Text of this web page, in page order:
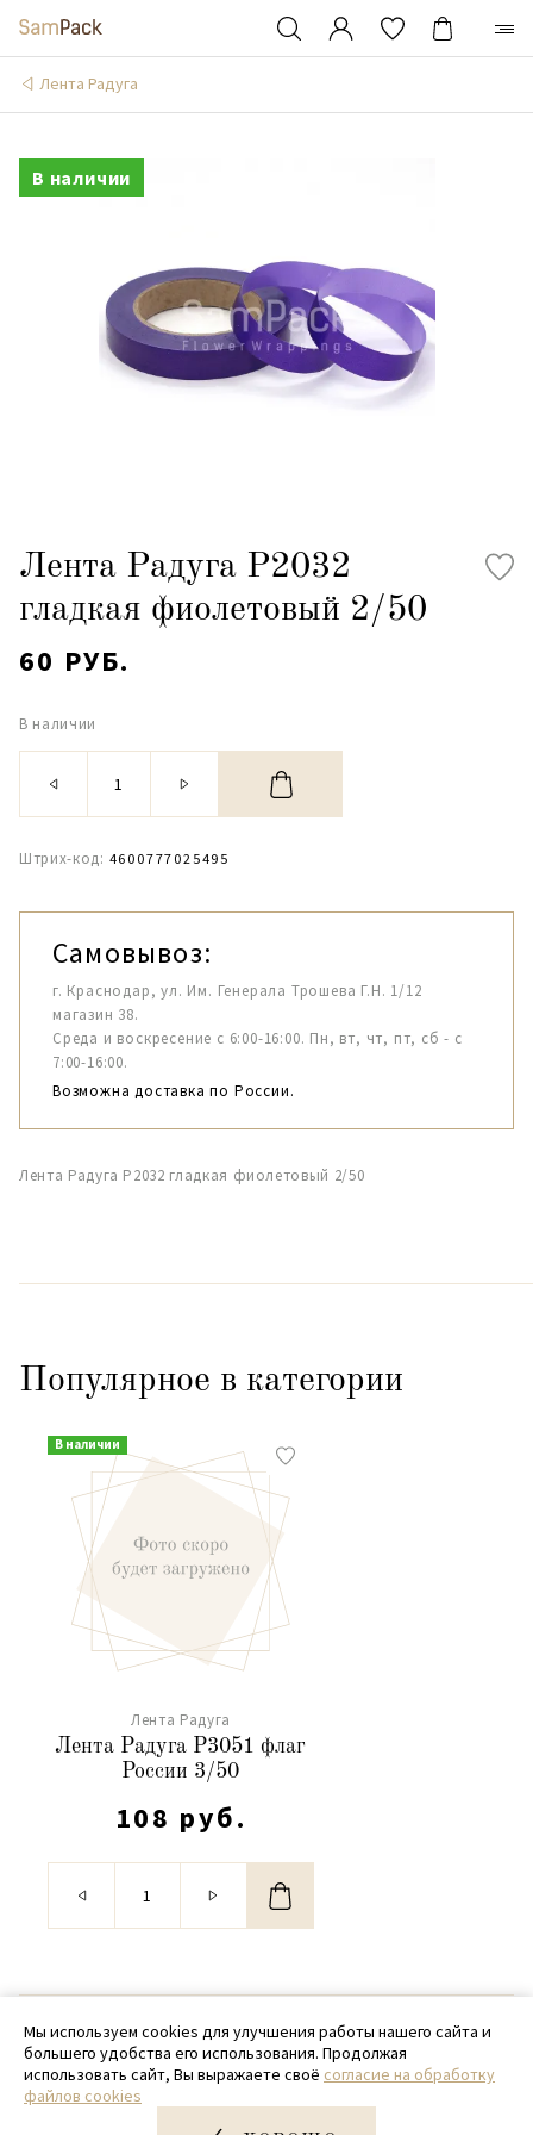
Лента Радуга
В наличии
Лента Радуга Р2032
гладкая фиолетовый 2/50
60 РУБ.
В наличии
Штрих-код: 4600777025495
Самовывоз:
г. Краснодар, ул. Им. Генерала Трошева Г.Н. 1/12
магазин 38.
Среда и воскресение с 6:00-16:00. Пн, вт, чт, пт, сб - с
7:00-16:00.
Возможна доставка по России.
Лента Радуга Р2032 гладкая фиолетовый 2/50
Популярное в категории
В наличии
Лента Радуга
Лента Радуга Р3051 флаг
России 3/50
108 руб.
© 2020 - 2026 SamPack
+ 7 (918) 699-97-87
zakaz@sampack.store
Мы используем cookies для улучшения работы нашего сайта и
большего удобства его использования. Продолжая
использовать сайт, Вы выражаете своё согласие на обработку
файлов cookies